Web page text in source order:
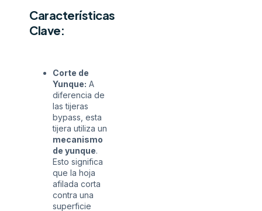
Características
Clave:
Corte de
Yunque: A
diferencia de
las tijeras
bypass, esta
tijera utiliza un
mecanismo
de yunque.
Esto significa
que la hoja
afilada corta
contra una
superficie